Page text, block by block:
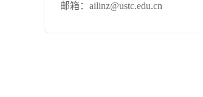
邮箱： ailinz@ustc.edu.cn